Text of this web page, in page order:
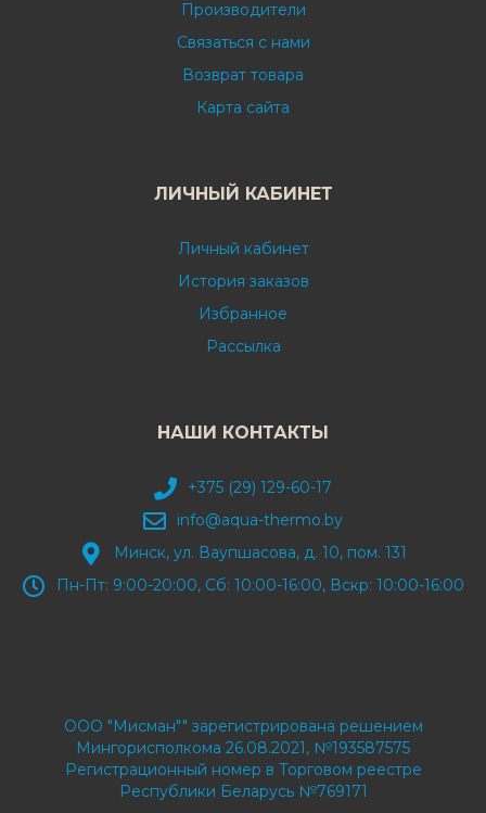
Производители
Связаться с нами
Возврат товара
Карта сайта
ЛИЧНЫЙ КАБИНЕТ
Личный кабинет
История заказов
Избранное
Рассылка
НАШИ КОНТАКТЫ
+375 (29) 129-60-17
info@aqua-thermo.by
Минск, ул. Ваупшасова, д. 10, пом. 131
Пн-Пт: 9:00-20:00, Сб: 10:00-16:00, Вскр: 10:00-16:00
ООО "Мисман"" зарегистрирована решением
Мингорисполкома 26.08.2021, №193587575
Регистрационный номер в Торговом реестре
Республики Беларусь №769171